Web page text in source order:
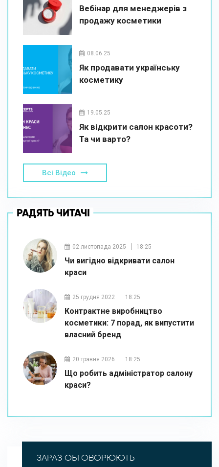
Вебінар для менеджерів з
продажу косметики
08.06.25
Як продавати українську
косметику
19.05.25
Як відкрити салон красоти?
Та чи варто?
Всі Відео
РАДЯТЬ ЧИТАЧІ
02 листопада 2025 18:25
Чи вигідно відкривати салон
краси
25 грудня 2022 18:25
Контрактне виробництво
косметики: 7 порад, як випустити
власний бренд
20 травня 2026 18:25
Що робить адміністратор салону
краси?
ЗАРАЗ ОБГОВОРЮЮТЬ